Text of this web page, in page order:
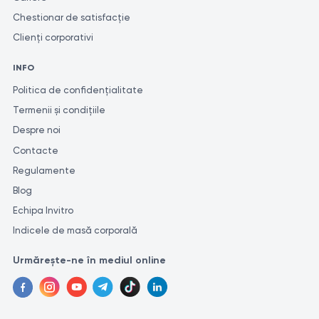
Chestionar de satisfacție
Clienți corporativi
INFO
Politica de confidențialitate
Termenii și condițiile
Despre noi
Contacte
Regulamente
Blog
Echipa Invitro
Indicele de masă corporală
Urmărește-ne în mediul online